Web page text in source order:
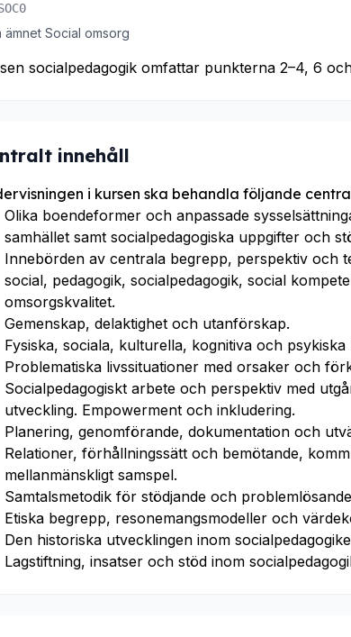
ämnet Social omsorg
socialpedagogik omfattar punkterna 2–4, 6
innehåll
i kursen ska behandla följande
Olika boendeformer och anpassade
samhället samt socialpedagogiska uppgifter och
Innebörden av centrala begrepp, perspektiv och
social, pedagogik, socialpedagogik, social
omsorgskvalitet.
Gemenskap, delaktighet och utanförskap.
Fysiska, sociala, kulturella, kognitiva och
Problematiska livssituationer med orsaker och
Socialpedagogiskt arbete och perspektiv med
utveckling. Empowerment och inkludering.
Planering, genomförande, dokumentation och
Relationer, förhållningssätt och bemötande,
mellanmänskligt samspel.
Samtalsmetodik för stödjande och
Etiska begrepp, resonemangsmodeller och
Den historiska utvecklingen inom
Lagstiftning, insatser och stöd inom